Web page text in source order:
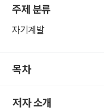
주제 분류
자기계발
목차
저자 소개